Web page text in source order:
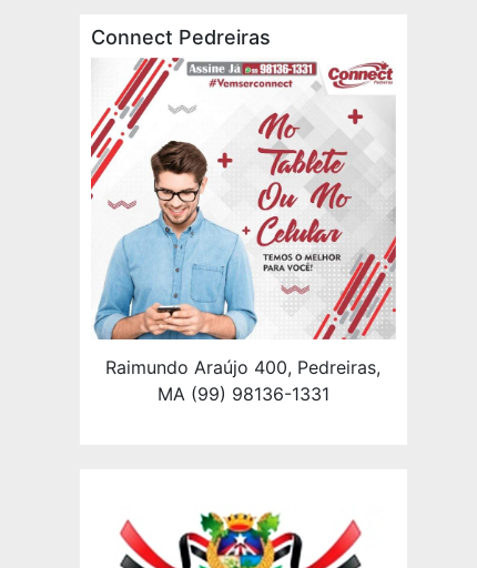
Connect Pedreiras
Raimundo Araújo 400, Pedreiras,
MA (99) 98136-1331